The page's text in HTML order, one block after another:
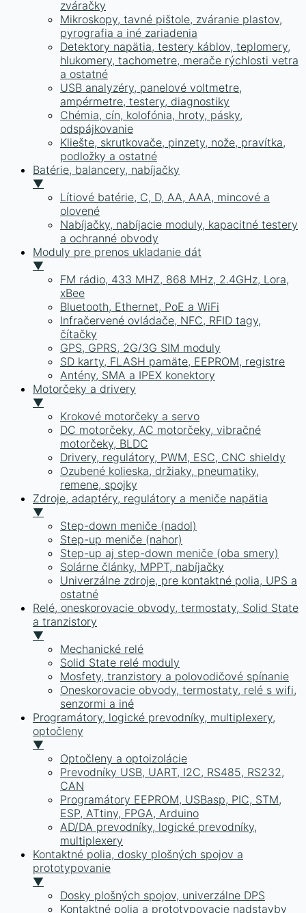
zváračky
Mikroskopy, tavné pištole, zváranie plastov,
pyrografia a iné zariadenia
Detektory napätia, testery káblov, teplomery,
hlukomery, tachometre, merače rýchlosti vetra
a ostatné
USB analyzéry, panelové voltmetre,
ampérmetre, testery, diagnostiky
Chémia, cín, kolofónia, hroty, pásky,
odspájkovanie
Kliešte, skrutkovače, pinzety, nože, pravítka,
podložky a ostatné
Batérie, balancery, nabíjačky
▼
Lítiové batérie, C, D, AA, AAA, mincové a
olovené
Nabíjačky, nabíjacie moduly, kapacitné testery
a ochranné obvody
Moduly pre prenos ukladanie dát
▼
FM rádio, 433 MHZ, 868 MHz, 2.4GHz, Lora,
xBee
Bluetooth, Ethernet, PoE a WiFi
Infračervené ovládače, NFC, RFID tagy,
čítačky
GPS, GPRS, 2G/3G SIM moduly
SD karty, FLASH pamäte, EEPROM, registre
Antény, SMA a IPEX konektory
Motorčeky a drivery
▼
Krokové motorčeky a servo
DC motorčeky, AC motorčeky, vibračné
motorčeky, BLDC
Drivery, regulátory, PWM, ESC, CNC shieldy
Ozubené kolieska, držiaky, pneumatiky,
remene, spojky
Zdroje, adaptéry, regulátory a meniče napätia
▼
Step-down meniče (nadol)
Step-up meniče (nahor)
Step-up aj step-down meniče (oba smery)
Solárne články, MPPT, nabíjačky
Univerzálne zdroje, pre kontaktné polia, UPS a
ostatné
Relé, oneskorovacie obvody, termostaty, Solid State
a tranzistory
▼
Mechanické relé
Solid State relé moduly
Mosfety, tranzistory a polovodičové spínanie
Oneskorovacie obvody, termostaty, relé s wifi,
senzormi a iné
Programátory, logické prevodníky, multiplexery,
optočleny
▼
Optočleny a optoizolácie
Prevodníky USB, UART, I2C, RS485, RS232,
CAN
Programátory EEPROM, USBasp, PIC, STM,
ESP, ATtiny, FPGA, Arduino
AD/DA prevodníky, logické prevodníky,
multiplexery
Kontaktné polia, dosky plošných spojov a
prototypovanie
▼
Dosky plošných spojov, univerzálne DPS
Kontaktné polia a prototypovacie nadstavby